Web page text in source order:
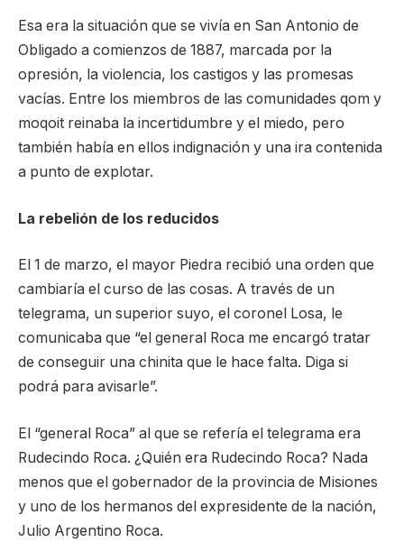
Esa era la situación que se vivía en San Antonio de
Obligado a comienzos de 1887, marcada por la
opresión, la violencia, los castigos y las promesas
vacías. Entre los miembros de las comunidades qom y
moqoit reinaba la incertidumbre y el miedo, pero
también había en ellos indignación y una ira contenida
a punto de explotar.
La rebelión de los reducidos
El 1 de marzo, el mayor Piedra recibió una orden que
cambiaría el curso de las cosas. A través de un
telegrama, un superior suyo, el coronel Losa, le
comunicaba que “el general Roca me encargó tratar
de conseguir una chinita que le hace falta. Diga si
podrá para avisarle”.
El “general Roca” al que se refería el telegrama era
Rudecindo Roca. ¿Quién era Rudecindo Roca? Nada
menos que el gobernador de la provincia de Misiones
y uno de los hermanos del expresidente de la nación,
Julio Argentino Roca.